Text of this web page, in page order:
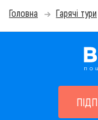
Головна Гарячі тури